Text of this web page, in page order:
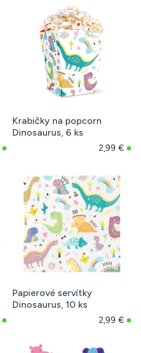
Krabičky na popcorn
Dinosaurus, 6 ks
2,99 €
Papierové servítky
Dinosaurus, 10 ks
2,99 €